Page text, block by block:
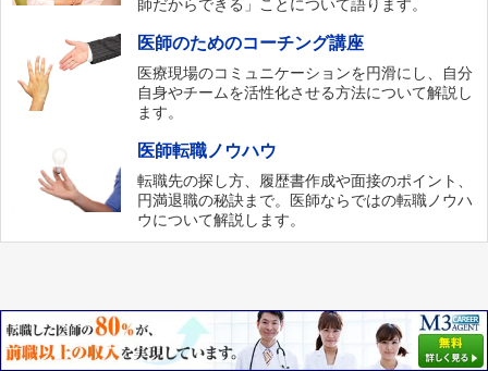
師だからできる」ことについて語ります。
医師のためのコーチング講座
医療現場のコミュニケーションを円滑にし、自分
自身やチームを活性化させる方法について解説し
ます。
医師転職ノウハウ
転職先の探し方、履歴書作成や面接のポイント、
円満退職の秘訣まで。医師ならではの転職ノウハ
ウについて解説します。